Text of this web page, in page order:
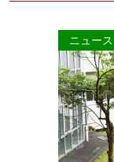
ニュース